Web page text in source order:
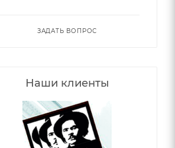
ЗАДАТЬ ВОПРОС
Наши клиенты